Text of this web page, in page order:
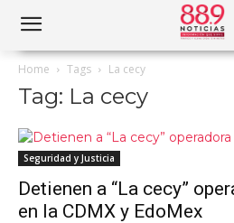
Home Tags La cecy
Tag: La cecy
Seguridad y Justicia
Detienen a “La cecy”
en la CDMX y EdoMex